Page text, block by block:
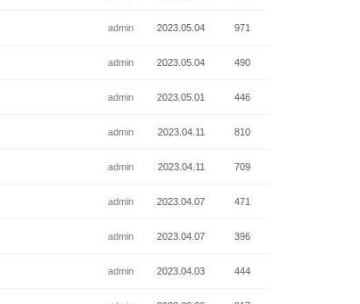
admin 2023.05.04 971
admin 2023.05.04 490
admin 2023.05.01 446
admin 2023.04.11 810
admin 2023.04.11 709
admin 2023.04.07 471
admin 2023.04.07 396
admin 2023.04.03 444